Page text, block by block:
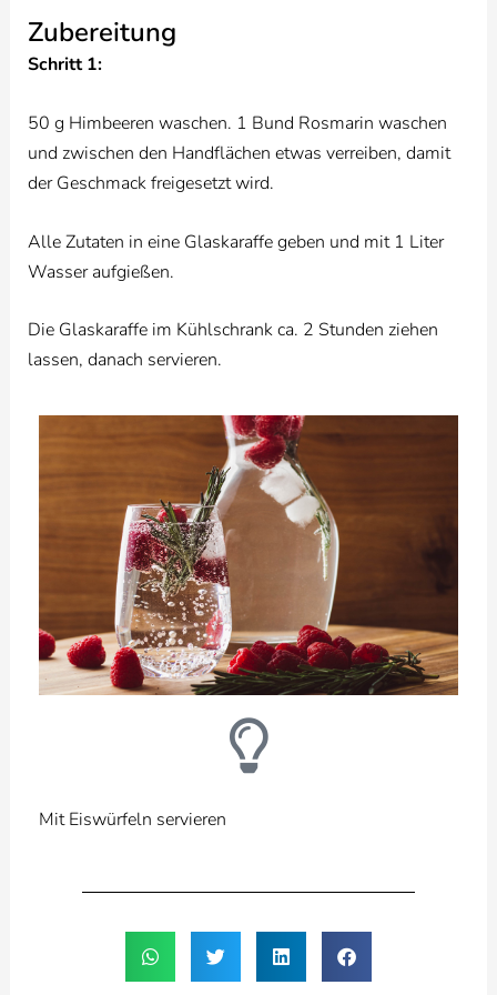
Zubereitung
Schritt 1:
50 g Himbeeren waschen. 1 Bund Rosmarin waschen
und zwischen den Handflächen etwas verreiben, damit
der Geschmack freigesetzt wird.
Alle Zutaten in eine Glaskaraffe geben und mit 1 Liter
Wasser aufgießen.
Die Glaskaraffe im Kühlschrank ca. 2 Stunden ziehen
lassen, danach servieren.
Mit Eiswürfeln servieren